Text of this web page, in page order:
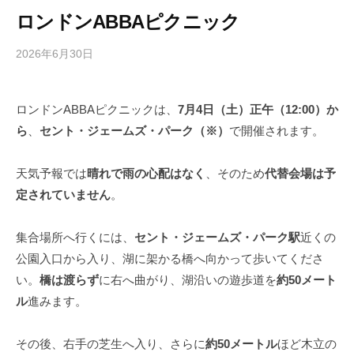
ロンドンABBAピクニック
2026年6月30日
i
g
s
a
m
a
の
コ
ン
ロンドンABBAピクニックは、 7月4日（土）正午（12:00）か
ら
セント・ジェームズ・パーク（※） で開催されます。
天気予報では晴れで雨の心配はなく 、そのため代替会場は予
定されていません。
集合場所へ行くには、 セント・ジェームズ・パーク駅近くの
公園入口から入り、湖に架かる橋へ向かって歩いてくださ
い。 橋は渡らずに右へ曲がり、湖沿いの遊歩道を約50メート
ル進みます。
その後、右手の芝生へ入り、さらに約50メートルほど木立の